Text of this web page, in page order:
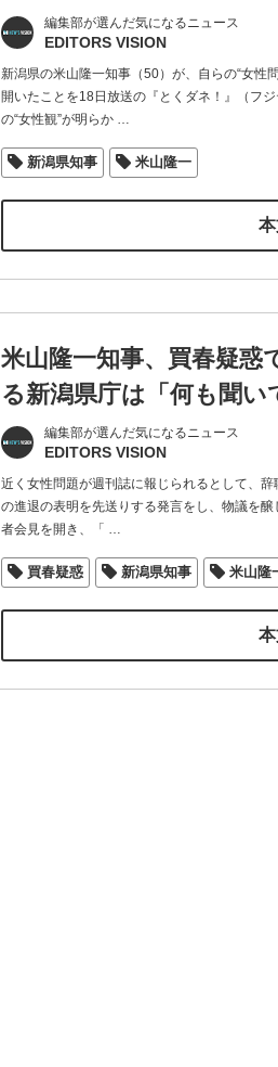
編集部が選んだ気になるニュース
EDITORS VISION
新潟県の米山隆一知事（50）が、自らの“女性
開いたことを18日放送の『とくダネ！』（フ
の“女性観”が明らか…
新潟県知事 米山隆一
米山隆一知事、買春疑
る新潟県庁は「何も聞い
編集部が選んだ気になるニュース
EDITORS VISION
近く女性問題が週刊誌に報じられるとして、
の進退の表明を先送りする発言をし、物議を
者会見を開き、「 …
買春疑惑 新潟県知事 米山隆